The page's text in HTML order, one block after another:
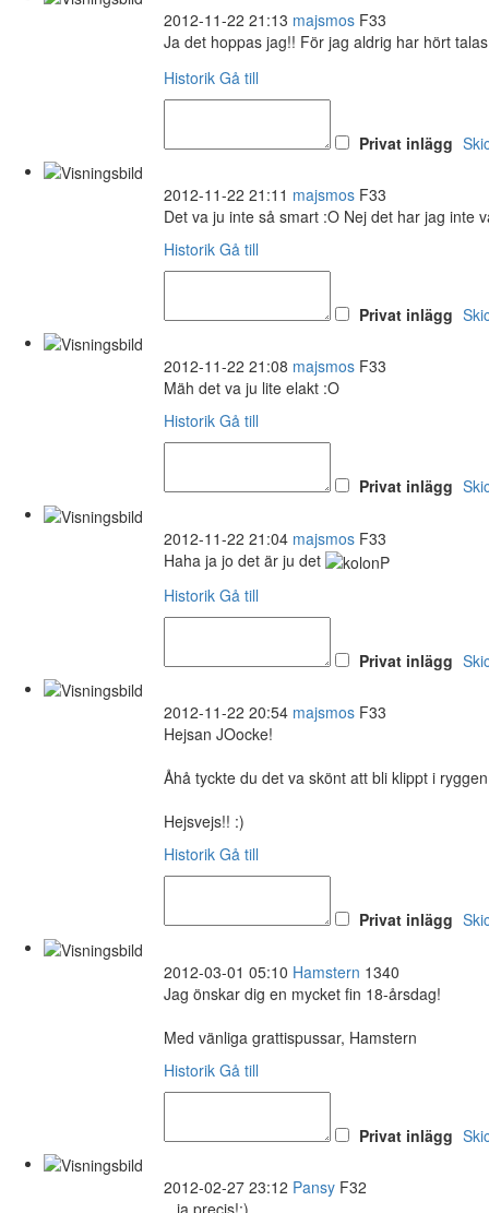
2012-11-22 21:13 majsmos F33
Ja det hoppas jag!! För jag aldrig har hört
Historik Gå till
Privat inlägg
2012-11-22 21:11 majsmos F33
Det va ju inte så smart :O Nej det har jag inte
Historik Gå till
Privat inlägg
2012-11-22 21:08 majsmos F33
Mäh det va ju lite elakt :O
Historik Gå till
Privat inlägg
2012-11-22 21:04 majsmos F33
Haha ja jo det är ju det
Historik Gå till
Privat inlägg
2012-11-22 20:54 majsmos F33
Hejsan JOocke!
Åhå tyckte du det va skönt att bli klippt i
Hejsvejs!! :)
Historik Gå till
Privat inlägg
2012-03-01 05:10 Hamstern 1340
Jag önskar dig en mycket fin 18-årsdag!
Med vänliga grattispussar, Hamstern
Historik Gå till
Privat inlägg
2012-02-27 23:12 Pansy F32
...ja precis!:)